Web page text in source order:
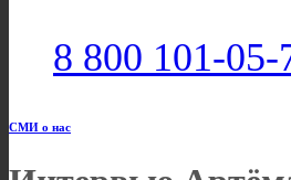
8 800 101-05-
СМИ о нас